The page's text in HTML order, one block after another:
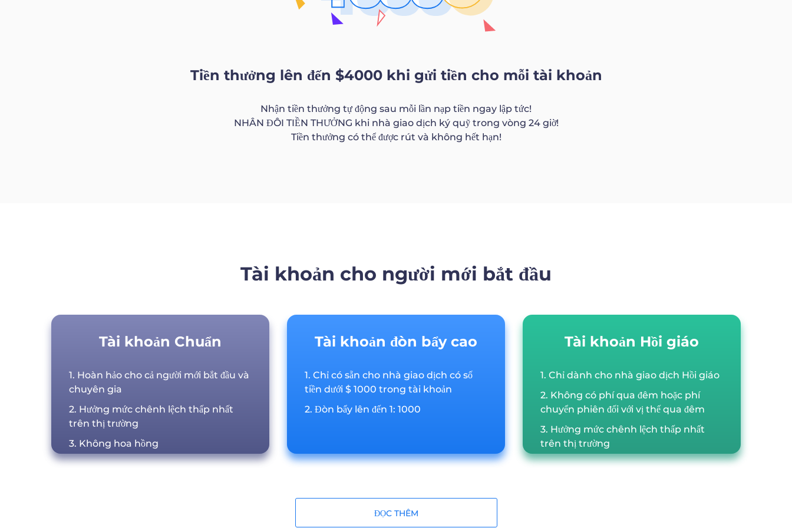
Tiền thưởng lên đến $4000 khi gửi tiền cho mỗi tài khoản
Nhận tiền thưởng tự động sau mỗi lần nạp tiền ngay lập tức!
NHÂN ĐÔI TIỀN THƯỞNG khi nhà giao dịch ký quỹ trong vòng 24 giờ!
Tiền thưởng có thể được rút và không hết hạn!
Tài khoản cho người mới bắt đầu
Tài khoản Chuẩn
1. Hoàn hảo cho cả người mới bắt đầu và
chuyên gia
2. Hưởng mức chênh lệch thấp nhất
trên thị trường
3. Không hoa hồng
Tài khoản đòn bẩy cao
1. Chỉ có sẵn cho nhà giao dịch có số
tiền dưới $ 1000 trong tài khoản
2. Đòn bẩy lên đến 1: 1000
Tài khoản Hồi giáo
1. Chỉ dành cho nhà giao dịch Hồi giáo
2. Không có phí qua đêm hoặc phí
chuyển phiên đối với vị thế qua đêm
3. Hưởng mức chênh lệch thấp nhất
trên thị trường
ĐỌC THÊM